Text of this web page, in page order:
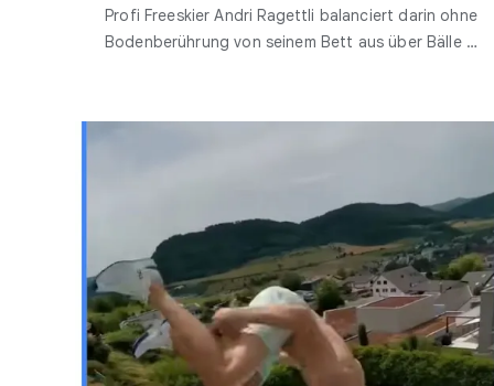
Profi Freeskier Andri Ragettli balanciert darin ohne
Bodenberührung von seinem Bett aus über Bälle …